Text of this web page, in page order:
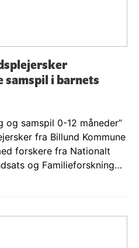
samspil i barnets
og samspil 0-12 måneder”
fra Billund Kommune
forskere fra Nationalt
og Familieforskning…